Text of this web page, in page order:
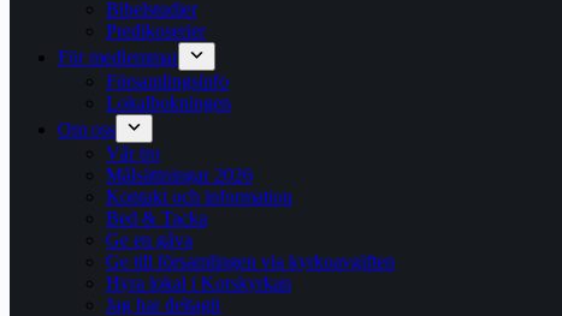
Bibelstudier
Predikoserier
För medlemmar
Församlingsinfo
Lokalbokningen
Om oss
Vår tro
Målsättningar 2026
Kontakt och information
Bed & Tacka
Ge en gåva
Ge till församlingen via kyrkoavgiften
Hyra lokal i Korskyrkan
Jag har deltagit